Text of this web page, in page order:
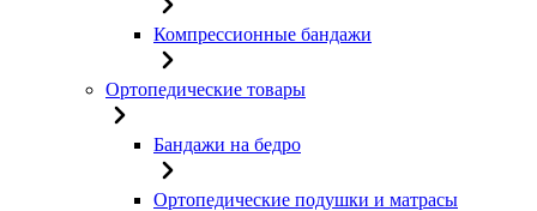
Компрессионные бандажи
Ортопедические товары
Бандажи на бедро
Ортопедические подушки и матрасы